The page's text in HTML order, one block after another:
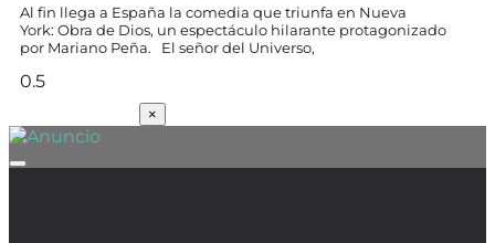
Al fin llega a España la comedia que triunfa en Nueva
York: Obra de Dios, un espectáculo hilarante protagonizado
por Mariano Peña. El señor del Universo,
×